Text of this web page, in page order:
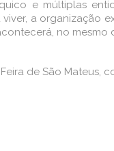
e múltiplas
a organização
no
de São Mateus,